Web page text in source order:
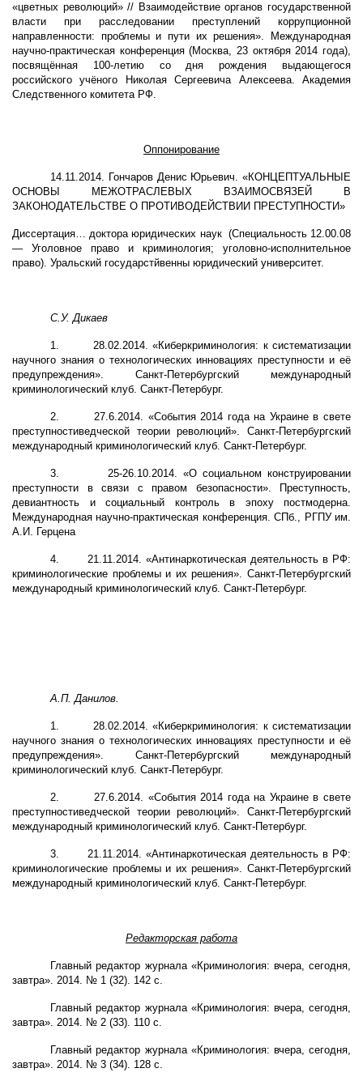
«цветных революций» // Взаимодействие органов государственной
власти при расследовании преступлений коррупционной
направленности: проблемы и пути их решения». Международная
научно-практическая конференция (Москва, 23 октября 2014 года),
посвящённая 100-летию со дня рождения выдающегося
российского учёного Николая Сергеевича Алексеева. Академия
Следственного комитета РФ.
Оппонирование
14.11.2014. Гончаров Денис Юрьевич. «КОНЦЕПТУАЛЬНЫЕ
ОСНОВЫ МЕЖОТРАСЛЕВЫХ ВЗАИМОСВЯЗЕЙ В
ЗАКОНОДАТЕЛЬСТВЕ О ПРОТИВОДЕЙСТВИИ ПРЕСТУПНОСТИ»
Диссертация… доктора юридических наук (Специальность 12.00.08
— Уголовное право и криминология; уголовно-исполнительное
право). Уральский государстйвенны юридический университет.
С.У. Дикаев
1.
28.02.2014. «Киберкриминология: к систематизации
научного знания о технологических инновациях преступности и её
предупреждения». Санкт-Петербургский международный
криминологический клуб. Санкт-Петербург.
2.
27.6.2014. «События 2014 года на Украине в свете
преступностиведческой теории революций». Санкт-Петербургский
международный криминологический клуб. Санкт-Петербург.
3.
25-26.10.2014. «О социальном конструировании
преступности в связи с правом безопасности». Преступность,
девиантность и социальный контроль в эпоху постмодерна.
Международная научно-практическая конференция. СПб., РГПУ им.
А.И. Герцена
4.
21.11.2014. «Антинаркотическая деятельность в РФ:
криминологические проблемы и их решения». Санкт-Петербургский
международный криминологический клуб. Санкт-Петербург.
А.П. Данилов.
1.
28.02.2014. «Киберкриминология: к систематизации
научного знания о технологических инновациях преступности и её
предупреждения». Санкт-Петербургский международный
криминологический клуб. Санкт-Петербург.
2.
27.6.2014. «События 2014 года на Украине в свете
преступностиведческой теории революций». Санкт-Петербургский
международный криминологический клуб. Санкт-Петербург.
3.
21.11.2014. «Антинаркотическая деятельность в РФ:
криминологические проблемы и их решения». Санкт-Петербургский
международный криминологический клуб. Санкт-Петербург.
Редакторская работа
Главный редактор журнала «Криминология: вчера, сегодня,
завтра». 2014. № 1 (32). 142 с.
Главный редактор журнала «Криминология: вчера, сегодня,
завтра». 2014. № 2 (33). 110 с.
Главный редактор журнала «Криминология: вчера, сегодня,
завтра». 2014. № 3 (34). 128 с.